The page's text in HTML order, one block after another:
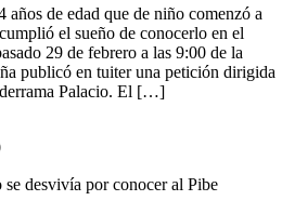
de edad que de niño comenzó a
el sueño de conocerlo en el
29 de febrero a las 9:00 de la
publicó en tuiter una petición dirigida
Palacio. El […]